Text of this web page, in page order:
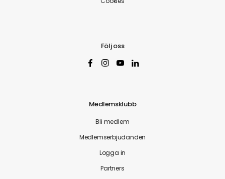
Följ oss
Medlemsklubb
Bli medlem
Medlemserbjudanden
Logga in
Partners